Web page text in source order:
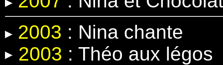
2003 : Nina chante
2003 : Théo aux légos